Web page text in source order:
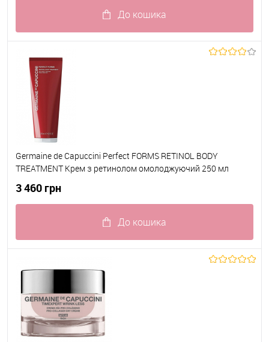
До кошика
Germaine de Capuccini Perfect FORMS RETINOL BODY
TREATMENT Крем з ретинолом омолоджуючий 250 мл
3 460 грн
До кошика